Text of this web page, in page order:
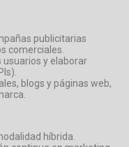
publicitarias
comerciales.
y elaborar
blogs y páginas web,
híbrida.